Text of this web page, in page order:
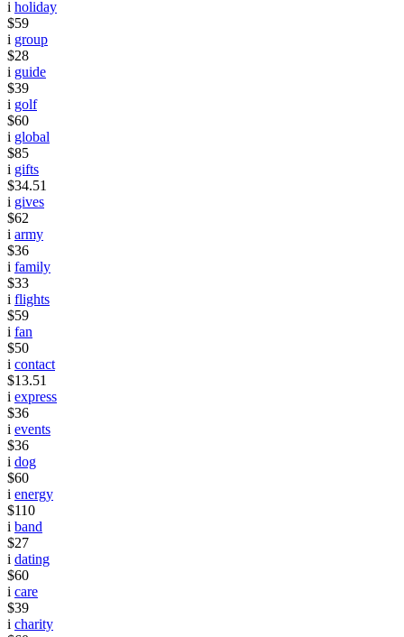
i holiday
$59
i group
$28
i guide
$39
i golf
$60
i global
$85
i gifts
$34.51
i gives
$62
i army
$36
i family
$33
i flights
$59
i fan
$50
i contact
$13.51
i express
$36
i events
$36
i dog
$60
i energy
$110
i band
$27
i dating
$60
i care
$39
i charity